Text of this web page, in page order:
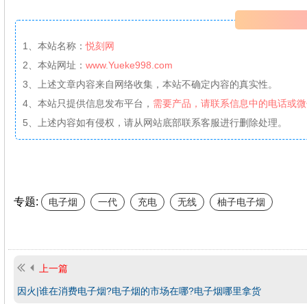
1、本站名称：悦刻网
2、本站网址： www.Yueke998.com
3、上述文章内容来自网络收集，本站不确定内容的真实性。
4、本站只提供信息发布平台， 需要产品，请联系信息中的电话或
5、上述内容如有侵权，请从网站底部联系客服进行删除处理。
专题: 电子烟 一代 充电 无线 柚子电子烟
上一篇
因火|谁在消费电子烟?电子烟的市场在哪?电子烟哪里拿货